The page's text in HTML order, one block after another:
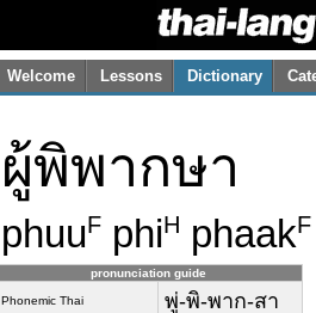
Welcome Lessons Dictionary
ผู้พิพากษา
phuuF phiH phaakF
pronunciation guide
Phonemic Thai พู่-พิ-พาก-สา